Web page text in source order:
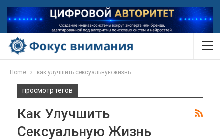
Home как улучшить сексуальную жизнь
просмотр тегов
Как Улучшить
Сексуальную Жизнь